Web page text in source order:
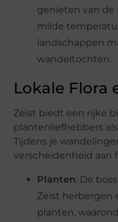
genieten van de
milde
landschappen
wandeltochten.
Lokale Flora
Zeist biedt een rijke
plantenliefhebbers
Tijdens je
verscheidenheid aan
Planten: De
Zeist herbergen
planten,